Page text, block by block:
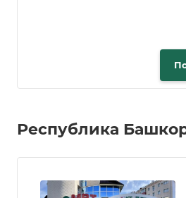
Республика